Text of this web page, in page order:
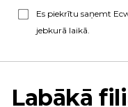
Es piekrītu saņemt
jebkurā laikā.
Labākā